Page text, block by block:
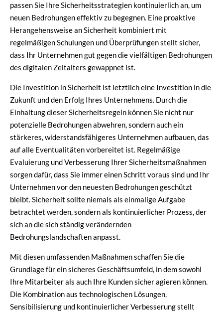
passen Sie Ihre Sicherheitsstrategien kontinuierlich an, um
neuen Bedrohungen effektiv zu begegnen. Eine proaktive
Herangehensweise an Sicherheit kombiniert mit
regelmäßigen Schulungen und Überprüfungen stellt sicher,
dass Ihr Unternehmen gut gegen die vielfältigen Bedrohungen
des digitalen Zeitalters gewappnet ist.
Die Investition in Sicherheit ist letztlich eine Investition in die
Zukunft und den Erfolg Ihres Unternehmens. Durch die
Einhaltung dieser Sicherheitsregeln können Sie nicht nur
potenzielle Bedrohungen abwehren, sondern auch ein
stärkeres, widerstandsfähigeres Unternehmen aufbauen, das
auf alle Eventualitäten vorbereitet ist. Regelmäßige
Evaluierung und Verbesserung Ihrer Sicherheitsmaßnahmen
sorgen dafür, dass Sie immer einen Schritt voraus sind und Ihr
Unternehmen vor den neuesten Bedrohungen geschützt
bleibt. Sicherheit sollte niemals als einmalige Aufgabe
betrachtet werden, sondern als kontinuierlicher Prozess, der
sich an die sich ständig verändernden
Bedrohungslandschaften anpasst.
Mit diesen umfassenden Maßnahmen schaffen Sie die
Grundlage für ein sicheres Geschäftsumfeld, in dem sowohl
Ihre Mitarbeiter als auch Ihre Kunden sicher agieren können.
Die Kombination aus technologischen Lösungen,
Sensibilisierung und kontinuierlicher Verbesserung stellt